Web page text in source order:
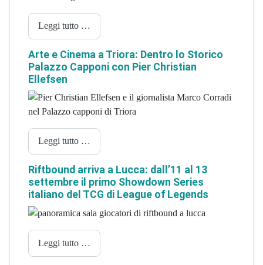
Leggi tutto …
Arte e Cinema a Triora: Dentro lo Storico
Palazzo Capponi con Pier Christian
Ellefsen
Leggi tutto …
Riftbound arriva a Lucca: dall’11 al 13
settembre il primo Showdown Series
italiano del TCG di League of Legends
Leggi tutto …